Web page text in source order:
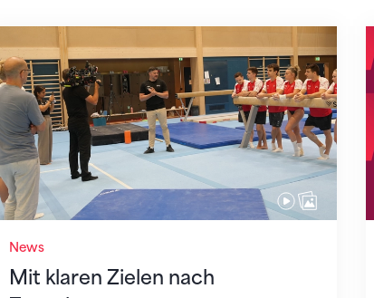
News
Mit klaren Zielen nach
Mit klaren Zielen nach Zagreb